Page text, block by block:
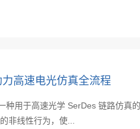
高速电光仿真全流程
种用于高速光学 SerDes 链路仿真
非线性行为，使...